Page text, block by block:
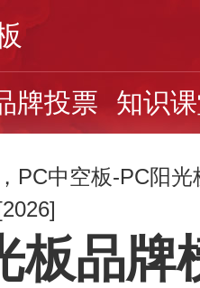
牌投票 知识
PC中空板-PC阳
板品牌